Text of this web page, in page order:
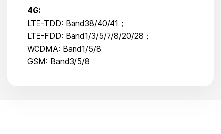
4G:
LTE-TDD: Band38/40/41；
LTE-FDD: Band1/3/5/7/8/20/28；
WCDMA: Band1/5/8
GSM: Band3/5/8